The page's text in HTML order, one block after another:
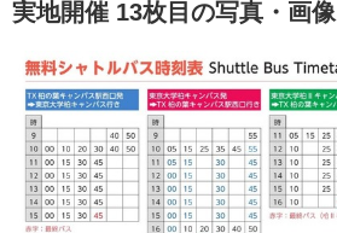
実地開催 13枚目の写真・画像